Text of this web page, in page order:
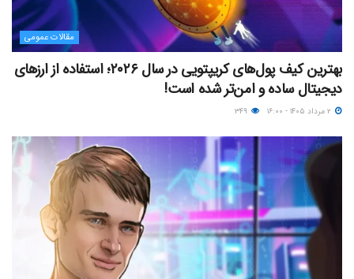
مقالات عمومی
بهترین کیف پول‌های کریپتویی در سال ۲۰۲۶؛ استفاده از ارزهای
دیجیتال ساده و امن‌تر شده است!